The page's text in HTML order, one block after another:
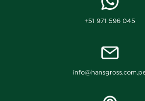
+51 971 596 045